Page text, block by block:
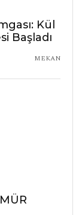
Kül
Başladı
MEKAN